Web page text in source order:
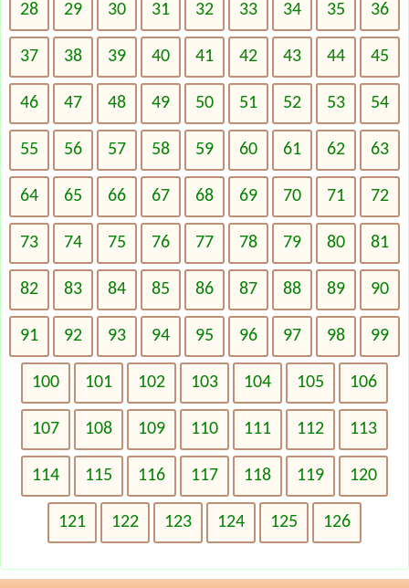
28 29 30 31 32 33 34 35 36
37 38 39 40 41 42 43 44 45
46 47 48 49 50 51 52 53 54
55 56 57 58 59 60 61 62 63
64 65 66 67 68 69 70 71 72
73 74 75 76 77 78 79 80 81
82 83 84 85 86 87 88 89 90
91 92 93 94 95 96 97 98 99
100 101 102 103 104 105 106
107 108 109 110 111 112 113
114 115 116 117 118 119 120
121 122 123 124 125 126